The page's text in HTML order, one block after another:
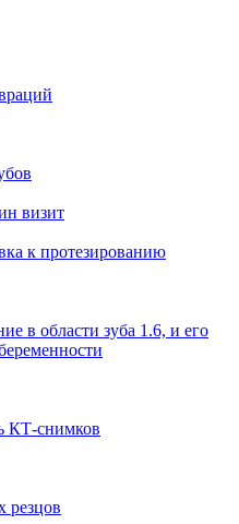
визит
к протезированию
в области зуба 1.6, и его
КТ-снимков
резцов